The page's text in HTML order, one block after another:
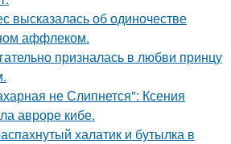
высказалась об одиночестве
аффлеком.
призналась в любви принцу
не Слипнется": Ксения
авроре кибе.
халатик и бутылка в